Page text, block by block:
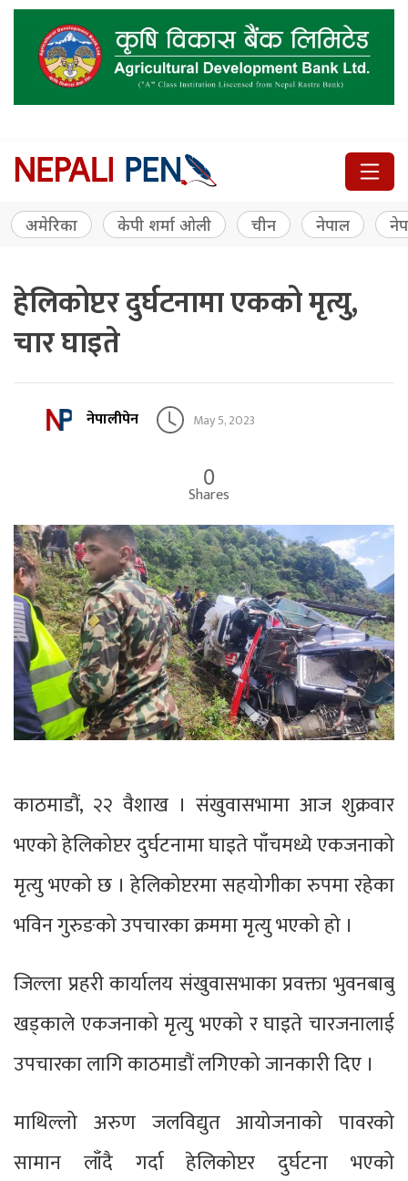
अमेरिका केपी शर्मा ओली चीन नेपाल
हेलिकोप्टर दुर्घटनामा एकको मृत्यु,
चार घाइते
नेपालीपेन May 5, 2023
0
Shares
काठमाडौं, २२ वैशाख । संखुवासभामा आज शुक्रवार
भएको हेलिकोप्टर दुर्घटनामा घाइते पाँचमध्ये एकजनाको
मृत्यु भएको छ । हेलिकोप्टरमा सहयोगीका रुपमा रहेका
भविन गुरुङको उपचारका क्रममा मृत्यु भएको हो ।
जिल्ला प्रहरी कार्यालय संखुवासभाका प्रवक्ता भुवनबाबु
खड्काले एकजनाको मृत्यु भएको र घाइते चारजनालाई
उपचारका लागि काठमाडौं लगिएको जानकारी दिए ।
माथिल्लो अरुण जलविद्युत आयोजनाको पावरको
सामान लाँदै गर्दा हेलिकोप्टर दुर्घटना भएको